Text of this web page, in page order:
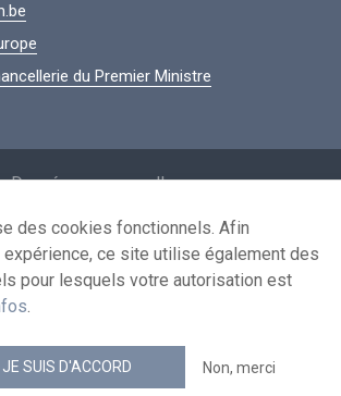
du Premier Ministre
Données personnelles
de réutilisation
Contactez-nous
news.belgium flux RSS
des cookies fonctionnels. Afin
ce site utilise également des
pour lesquels votre autorisation est
.
JE SUIS D'ACCORD Non, merci